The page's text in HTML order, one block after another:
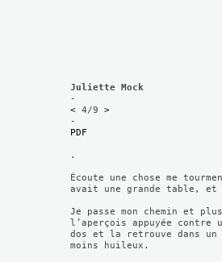
Juliette Mock
-
< 4/9 >
-
PDF
.
Écoute une chose me
avait une grande table, et
Je passe mon chemin et
l’aperçois appuyée
dos et la retrouve dans
moins huileux.